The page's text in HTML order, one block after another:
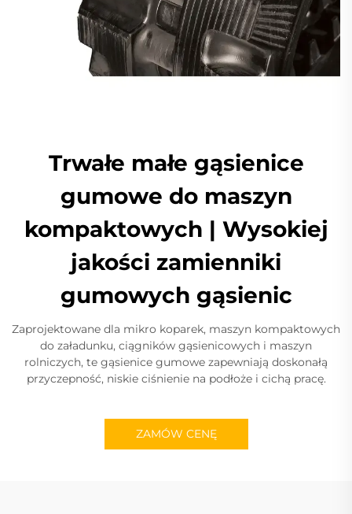
Trwałe małe gąsienice
gumowe do maszyn
kompaktowych | Wysokiej
jakości zamienniki
gumowych gąsienic
Zaprojektowane dla mikro koparek, maszyn kompaktowych
do załadunku, ciągników gąsienicowych i maszyn
rolniczych, te gąsienice gumowe zapewniają doskonałą
przyczepność, niskie ciśnienie na podłoże i cichą pracę.
ZAMÓW CENĘ